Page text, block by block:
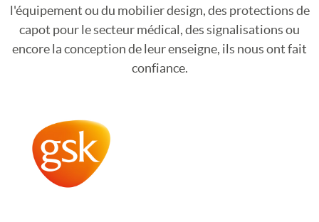
l'équipement ou du mobilier design, des protections de
capot pour le secteur médical, des signalisations ou
encore la conception de leur enseigne, ils nous ont fait
confiance.